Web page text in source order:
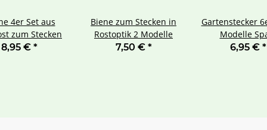
4er Set aus
zum Stecken
8,95 € *
Biene zum Stecken in
Rostoptik 2 Modelle
7,50 € *
Gartenstecker
Modelle
6,95 € *